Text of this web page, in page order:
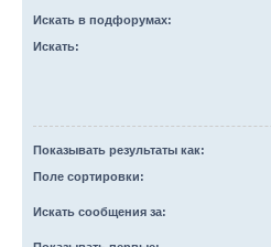
Искать в подфорумах:
Искать:
Показывать результаты как:
Поле сортировки:
Искать сообщения за: